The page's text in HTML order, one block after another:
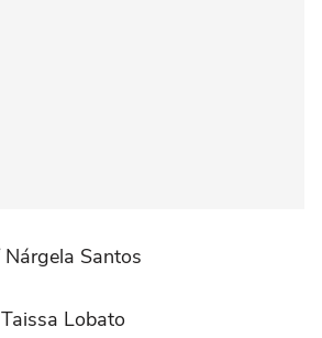
Santos
Lobato